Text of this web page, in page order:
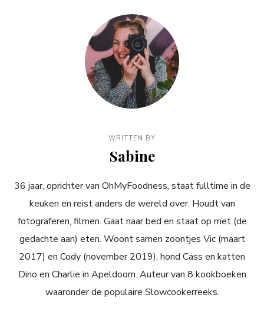
WRITTEN BY
Sabine
36 jaar, oprichter van OhMyFoodness, staat fulltime in de
keuken en reist anders de wereld over. Houdt van
fotograferen, filmen. Gaat naar bed en staat op met (de
gedachte aan) eten. Woont samen zoontjes Vic (maart
2017) en Cody (november 2019), hond Cass en katten
Dino en Charlie in Apeldoorn. Auteur van 8 kookboeken
waaronder de populaire Slowcookerreeks.